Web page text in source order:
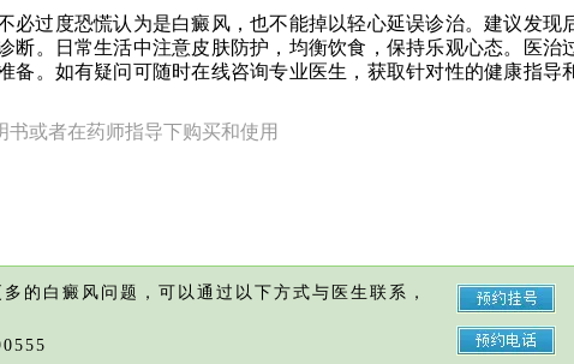
必过度恐慌认为是白癜风，也不能掉以轻心延误诊治。建议发现
断。日常生活中注意皮肤防护，均衡饮食，保持乐观心态。医治
备。如有疑问可随时在线咨询专业医生，获取针对性的健康指导
或者在药师指导下购买和使用
的白癜风问题，可以通过以下方式与医生联系，